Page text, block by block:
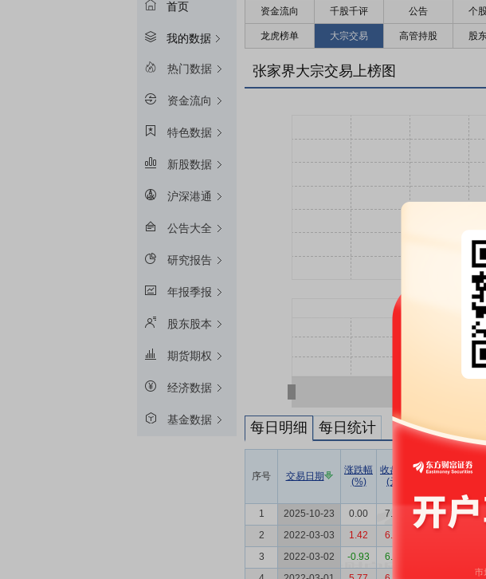
首页
我的数据
热门数据
资金流向
特色数据
新股数据
沪深港通
公告大全
研究报告
年报季报
股东股本
期货期权
经济数据
基金数据
资金流向 千股千评 公告 个
龙虎榜单 大宗交易 高管持股 股
张家界大宗交易上榜图
每日明细 每日统计
序号 交易日期
涨跌幅
(%)
收盘价
(元)
成交价
折溢率
1 2025-10-23 0.00 7.59 7.59 0.00
2
2022-03-03 1.42 6.45
3
2022-03-02 -0.93 6.36